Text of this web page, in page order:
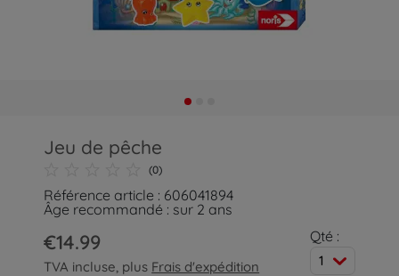
Jeu de pêche
(0)
Référence article : 606041894
Âge recommandé : sur 2 ans
€14.99
TVA incluse, plus Frais d'expédition
Qté :
1